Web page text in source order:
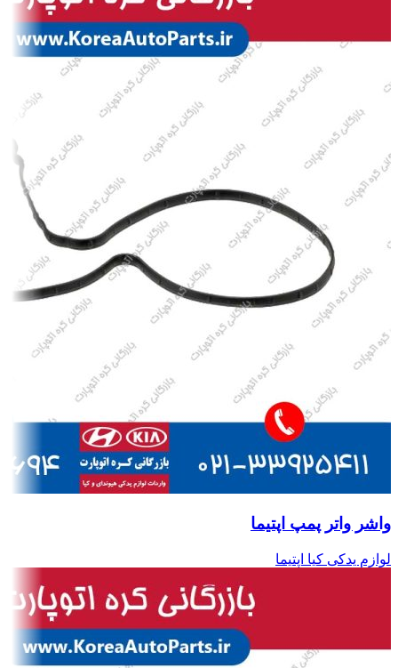
واشر واتر پمپ اپتیما
لوازم یدکی کیا اپتیما